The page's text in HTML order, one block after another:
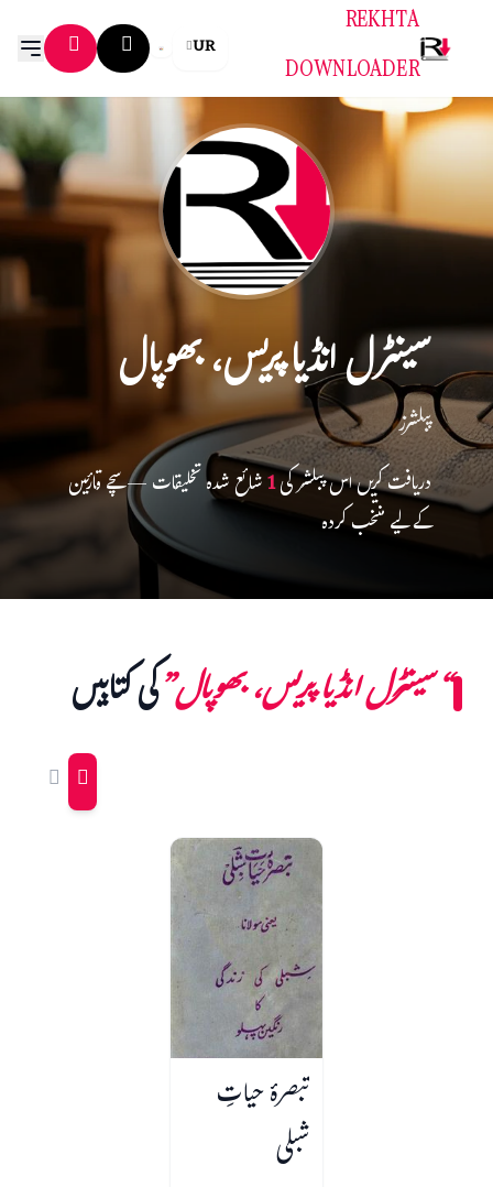
REKHTA
DOWNLOADER
UR
سینٹرل انڈیا پریس، بھوپال
پبلشرز
دریافت کریں اس پبلشر کی1شائع شدہ تخلیقات — سچے قارئین
کے لیے منتخب کردہ
“سینٹرل انڈیا پریس، بھوپال”کی کتابیں
تبصرۂ حیاتِ
شبلی